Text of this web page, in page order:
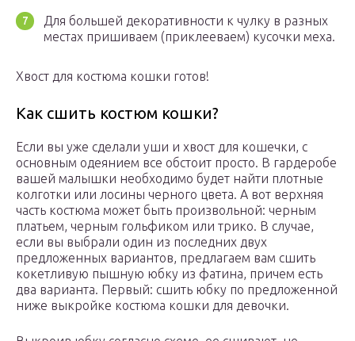
Для большей декоративности к чулку в разных
местах пришиваем (приклееваем) кусочки меха.
Хвост для костюма кошки готов!
Как сшить костюм кошки?
Если вы уже сделали уши и хвост для кошечки, с
основным одеянием все обстоит просто. В гардеробе
вашей малышки необходимо будет найти плотные
колготки или лосины черного цвета. А вот верхняя
часть костюма может быть произвольной: черным
платьем, черным гольфиком или трико. В случае,
если вы выбрали один из последних двух
предложенных вариантов, предлагаем вам сшить
кокетливую пышную юбку из фатина, причем есть
два варианта. Первый: сшить юбку по предложенной
ниже выкройке костюма кошки для девочки.